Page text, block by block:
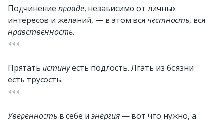
Подчинение правде, независимо от личных
интересов и желаний, — в этом вся честность, вся
нравственность.
***
Прятать истинуесть подлость. Лгать из боязни
есть трусость.
***
Уверенность в себе и энергия — вот что нужно, а